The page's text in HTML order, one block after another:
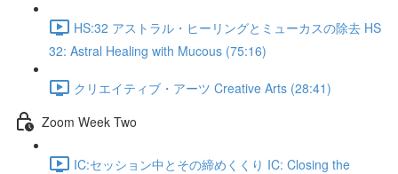
HS:32 アストラル・ヒーリングとミューカスの除去 HS
32: Astral Healing with Mucous (75:16)
クリエイティブ・アーツ Creative Arts (28:41)
Zoom Week Two
IC:セッション中とその締めくくり IC: Closing the